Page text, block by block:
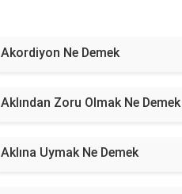
Akordiyon Ne Demek
Aklından Zoru Olmak Ne Demek
Aklına Uymak Ne Demek